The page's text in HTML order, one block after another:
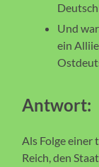
Und
ein
Antwort:
Als Folge einer
Reich, den